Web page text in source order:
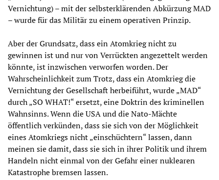
Vernichtung) – mit der selbsterklärenden Abkürzung MAD
– wurde für das Militär zu einem operativen Prinzip.
Aber der Grundsatz, dass ein Atomkrieg nicht zu
gewinnen ist und nur von Verrückten angezettelt werden
könnte, ist inzwischen verworfen worden. Der
Wahrscheinlichkeit zum Trotz, dass ein Atomkrieg die
Vernichtung der Gesellschaft herbeiführt, wurde „MAD“
durch „SO WHAT!“ ersetzt, eine Doktrin des kriminellen
Wahnsinns. Wenn die USA und die Nato-Mächte
öffentlich verkünden, dass sie sich von der Möglichkeit
eines Atomkriegs nicht „einschüchtern“ lassen, dann
meinen sie damit, dass sie sich in ihrer Politik und ihrem
Handeln nicht einmal von der Gefahr einer nuklearen
Katastrophe bremsen lassen.